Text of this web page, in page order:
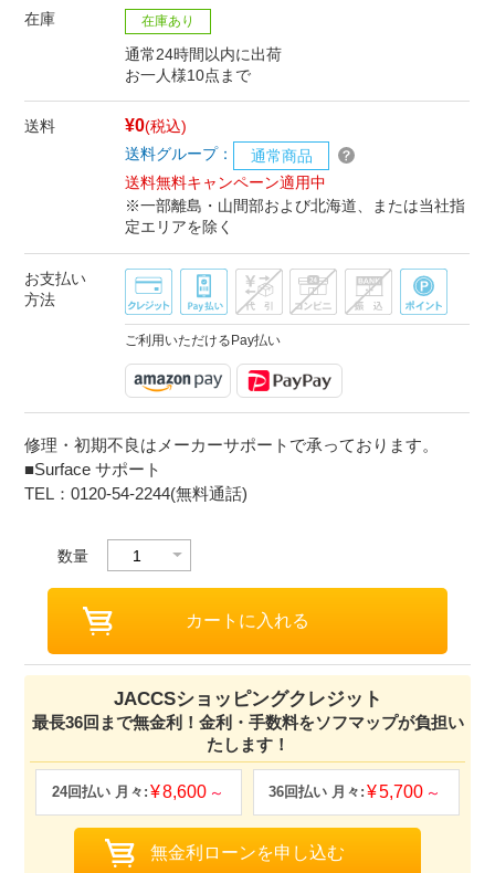
在庫 在庫あり
通常24時間以内に出荷
お一人様10点まで
送料 ¥0(税込)
送料グループ：
通常商品
送料無料キャンペーン適用中
※一部離島・山間部および北海道、または当社指
定エリアを除く
お支払い
方法
ご利用いただけるPay払い
修理・初期不良はメーカーサポートで承っております。
■Surface サポート
TEL：0120-54-2244(無料通話)
数量
JACCSショッピングクレジット
最長36回まで無金利！金利・手数料をソフマップが負担い
たします！
8,600 5,700